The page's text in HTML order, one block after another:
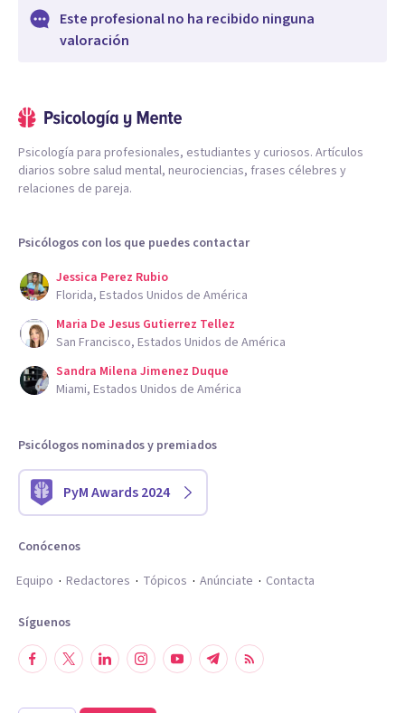
Este profesional no ha recibido ninguna
valoración
Psicología para profesionales, estudiantes y curiosos. Artículos
diarios sobre salud mental, neurociencias, frases célebres y
relaciones de pareja.
Psicólogos con los que puedes contactar
Jessica Perez Rubio
Florida, Estados Unidos de América
Maria De Jesus Gutierrez Tellez
San Francisco, Estados Unidos de América
Sandra Milena Jimenez Duque
Miami, Estados Unidos de América
Psicólogos nominados y premiados
PyM Awards 2024
Conócenos
Equipo
Redactores Tópicos Anúnciate Contacta
Síguenos